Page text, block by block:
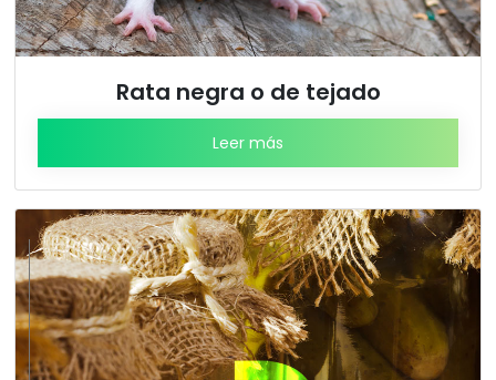
Rata negra o de tejado
Leer más